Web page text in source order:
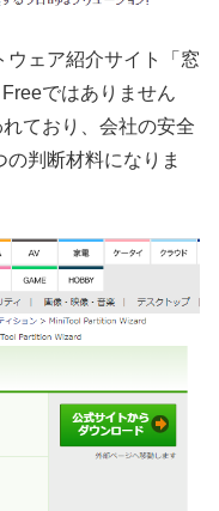
ウェア紹介サイト「窓
ではありません
ており、会社の安全
判断材料になりま